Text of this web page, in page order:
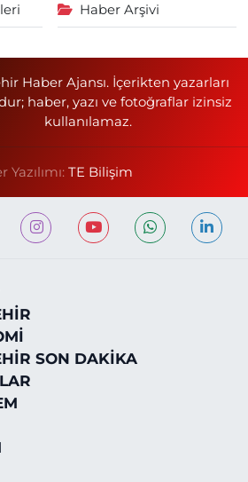
Haber Arşivi
Haber Ajansı. İçerikten yazarları
haber, yazı ve fotoğraflar izinsiz
kullanılamaz.
Yazılımı: TE Bilişim
SON DAKİKA